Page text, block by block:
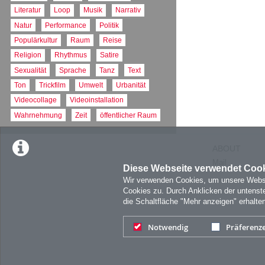
Diese Webseite verwendet
Wir verwenden Cookies, um unsere
Cookies zu. Durch Anklicken der
die Schaltfläche "Mehr anzeigen"
Notwendig
Literatur
Loop Musik
Narrativ
Natur
Performance
Politik
Populärkultur
Raum
Reise
Religion
Rhythmus
Satire
Sexualität
Sprache Tanz
Text
Ton
Trickfilm Umwelt
Urbanität
Videocollage
Videoinstallation
Wahrnehmung
Zeit öffentlicher Raum